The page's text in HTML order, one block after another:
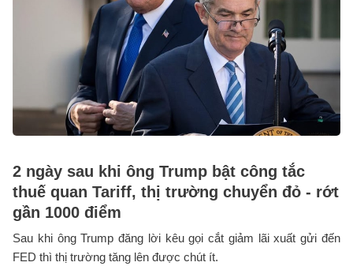
2 ngày sau khi ông Trump bật công tắc
thuế quan Tariff, thị trường chuyển đỏ - rớt
gần 1000 điểm
Sau khi ông Trump đăng lời kêu gọi cắt giảm lãi xuất gửi đến
FED thì thị trường tăng lên được chút ít.